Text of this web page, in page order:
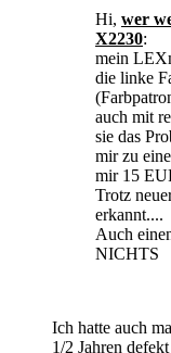
Hi, wer
X2230:
mein
die linke
auch mit
sie das
mir zu
mir 15
Trotz
erkannt....
Auch
NICHTS
Ich hatte auch
1/2 Jahren